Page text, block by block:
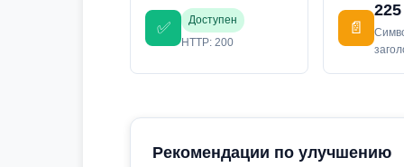
✅
Доступен
HTTP: 200
📄
225
Рекомендации по улучшению